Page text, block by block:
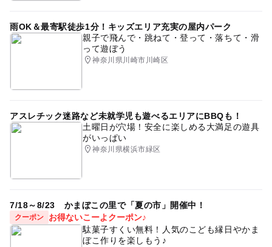
雨OK＆最寄駅徒歩1分！キッズエリア充実の屋内パーク
親子で飛んで・跳ねて・登って・落ちて・滑
って遊ぼう
神奈川県川崎市川崎区
アスレチック迷路など未就学児も遊べるエリアにBBQも！
土曜日が穴場！安全に楽しめる大満足の遊具
がいっぱい
神奈川県横浜市緑区
7/18～8/23 かまぼこの里で「夏の市」開催中！
クーポン
お得ないこーよクーポン♪
駄菓子すくい無料！人気のこども縁日やかま
ぼこ作りを楽しもう♪